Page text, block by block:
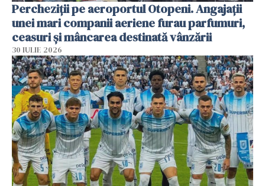
Percheziții pe aeroportul Otopeni. Angajații
unei mari companii aeriene furau parfumuri,
ceasuri și mâncarea destinată vânzării
30 IULIE 2026